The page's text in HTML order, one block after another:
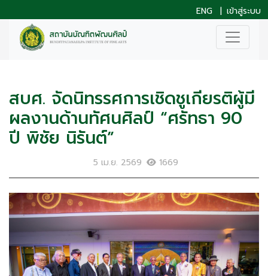
ENG | เข้าสู่ระบบ
สบศ. จัดนิทรรศการเชิดชูเกียรติผู้มี
ผลงานด้านทัศนศิลป์ “ศรัทธา 90
ปี พิชัย นิรันต์”
5 เม.ย. 2569 1669